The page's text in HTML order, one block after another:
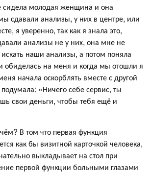
сидела молодая женщина и она
сдавали анализы, у них в центре, или
я уверенно, так как я знала это,
анализы не у них, она мне не
наши анализы, а потом поняла
обиделась на меня и когда мы отошли я
начала оскорблять вместе с другой
«Ничего себе сервис, ты
свои деньги, чтобы тебя ещё и
В том что первая функция
как бы визитной карточкой человека,
выкладывает на стол при
первой функции больными глазами